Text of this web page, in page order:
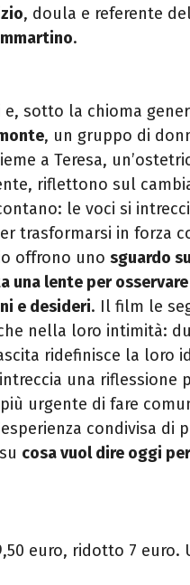
, doula e referente
.
e, sotto la chioma
, un gruppo di
a Teresa,
riflettono sul
le voci si
trasformarsi in forza
offrono uno sguardo
una lente per
e desideri. Il film le
nella loro intimità:
ridefinisce la loro
una riflessione
urgente di fare
condivisa di
cosa vuol dire oggi
euro, ridotto 7 euro.